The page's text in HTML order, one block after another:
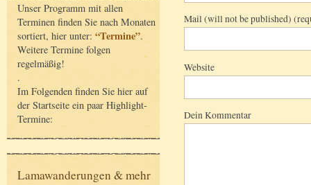
Unser Programm mit allen
Terminen finden Sie nach Monaten
sortiert, hier unter: “Termine”.
Weitere Termine folgen
regelmäßig!
.
Im Folgenden finden Sie hier auf
der Startseite ein paar Highlight-
Termine:
Lamawanderungen & mehr
Mail (will not be published)
Website
Dein Kommentar